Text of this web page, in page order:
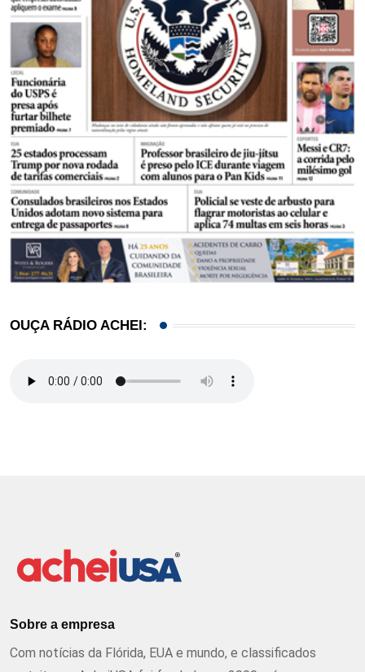
OUÇA RÁDIO ACHEI:
Sobre a empresa
Com notícias da Flórida, EUA e mundo, e classificados